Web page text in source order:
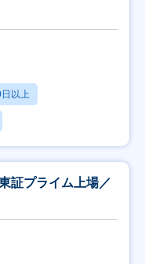
以上
証プライム上場／